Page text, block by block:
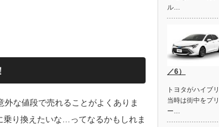
な値段で売れることがよくありま
り換えたいな…ってなるかもしれま
ル…
／6）
トヨタがハイブ
当時は街中をプ
ー…